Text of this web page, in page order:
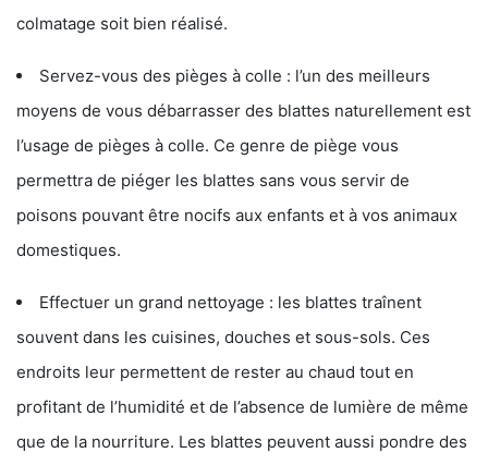
colmatage soit bien réalisé.
Servez-vous des pièges à colle : l’un des meilleurs
moyens de vous débarrasser des blattes naturellement est
l’usage de pièges à colle. Ce genre de piège vous
permettra de piéger les blattes sans vous servir de
poisons pouvant être nocifs aux enfants et à vos animaux
domestiques.
Effectuer un grand nettoyage : les blattes traînent
souvent dans les cuisines, douches et sous-sols. Ces
endroits leur permettent de rester au chaud tout en
profitant de l’humidité et de l’absence de lumière de même
que de la nourriture. Les blattes peuvent aussi pondre des